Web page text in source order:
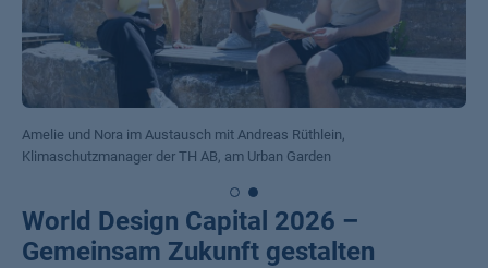
Amelie und Nora im Austausch mit Andreas Rüthlein,
Klimaschutzmanager der TH AB, am Urban Garden
World Design Capital 2026 –
Gemeinsam Zukunft gestalten